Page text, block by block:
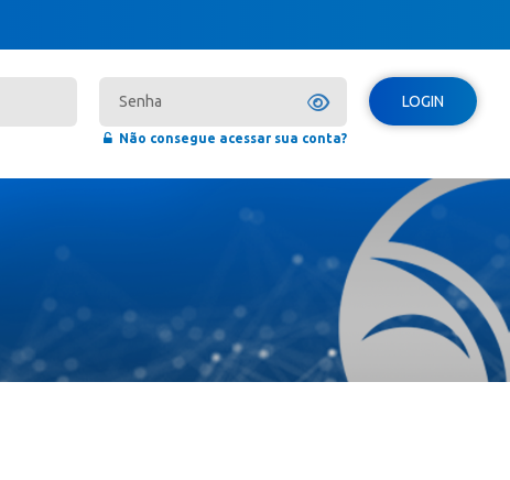
Não consegue acessar sua conta?
LOGIN